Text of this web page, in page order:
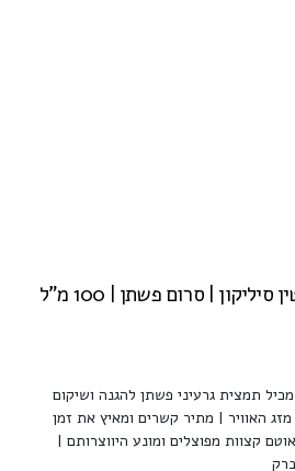
תמצית גרעיני פשתן להגנה ושיקום
האוויר | מתיר קשרים ומאיץ את זמן
קצוות מפוצלים ומונע היווצרותם |